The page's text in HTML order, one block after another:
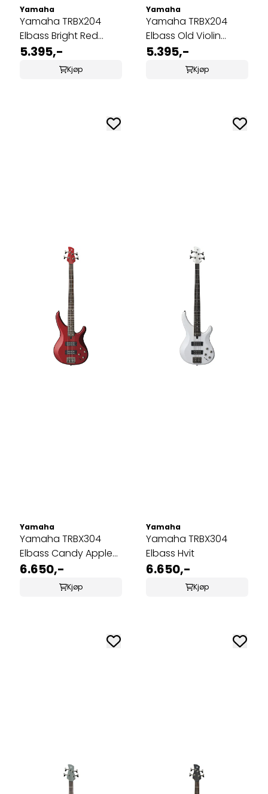
Yamaha
Yamaha TRBX204
Elbass Bright Red
Metallic
5.395,-
Kjøp
Yamaha
Yamaha TRBX204
Elbass Old Violin
Sunburst
5.395,-
Kjøp
Yamaha
Yamaha TRBX304
Elbass Candy Apple
Red
6.650,-
Kjøp
Yamaha
Yamaha TRBX304
Elbass Hvit
6.650,-
Kjøp